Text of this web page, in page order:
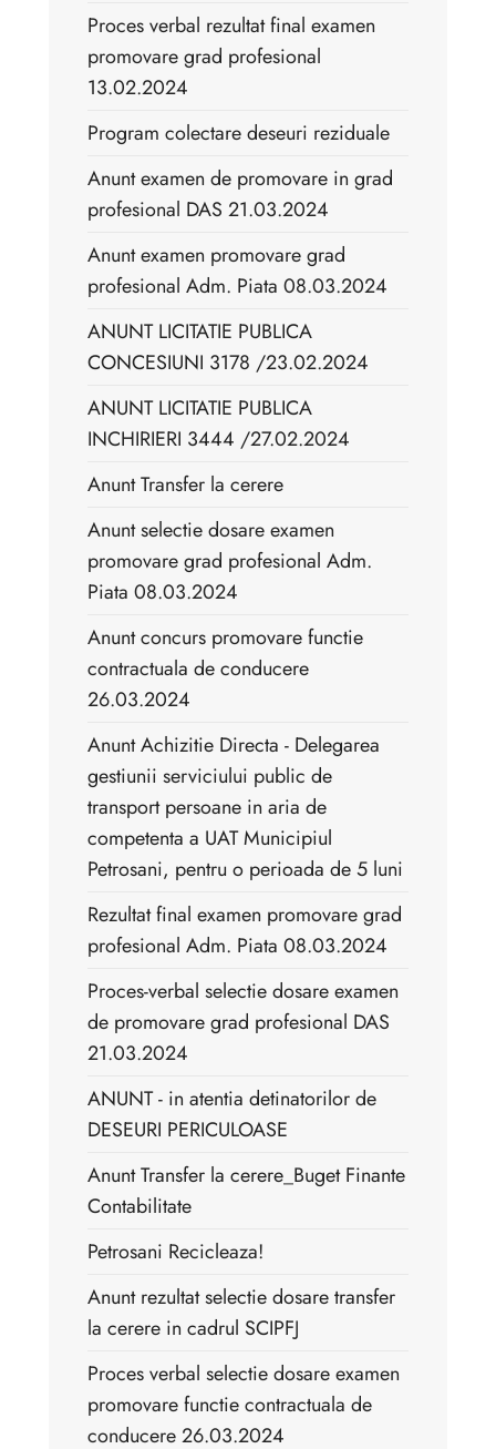
Proces verbal rezultat final examen
promovare grad profesional
13.02.2024
Program colectare deseuri reziduale
Anunt examen de promovare in grad
profesional DAS 21.03.2024
Anunt examen promovare grad
profesional Adm. Piata 08.03.2024
ANUNT LICITATIE PUBLICA
CONCESIUNI 3178 /23.02.2024
ANUNT LICITATIE PUBLICA
INCHIRIERI 3444 /27.02.2024
Anunt Transfer la cerere
Anunt selectie dosare examen
promovare grad profesional Adm.
Piata 08.03.2024
Anunt concurs promovare functie
contractuala de conducere
26.03.2024
Anunt Achizitie Directa - Delegarea
gestiunii serviciului public de
transport persoane in aria de
competenta a UAT Municipiul
Petrosani, pentru o perioada de 5 luni
Rezultat final examen promovare grad
profesional Adm. Piata 08.03.2024
Proces-verbal selectie dosare examen
de promovare grad profesional DAS
21.03.2024
ANUNT - in atentia detinatorilor de
DESEURI PERICULOASE
Anunt Transfer la cerere_Buget Finante
Contabilitate
Petrosani Recicleaza!
Anunt rezultat selectie dosare transfer
la cerere in cadrul SCIPFJ
Proces verbal selectie dosare examen
promovare functie contractuala de
conducere 26.03.2024